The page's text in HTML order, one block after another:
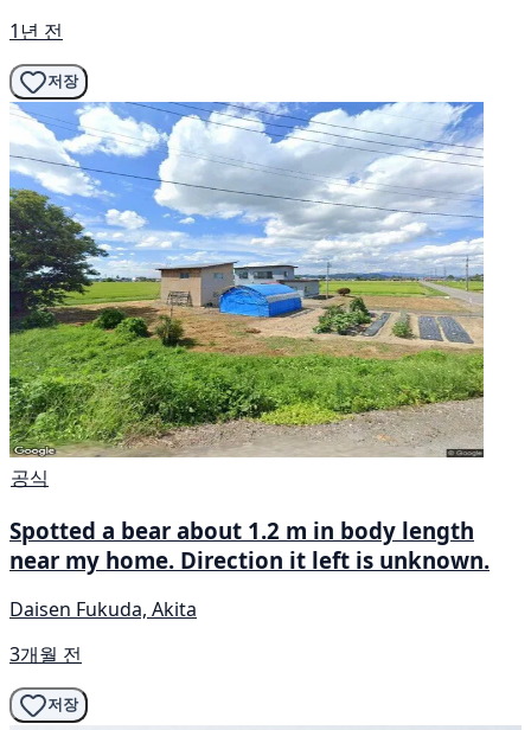
1년 전
저장
공식
Spotted a bear about 1.2 m in body length
near my home. Direction it left is unknown.
Daisen Fukuda, Akita
3개월 전
저장